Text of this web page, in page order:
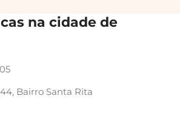
na cidade de
Bairro Santa Rita